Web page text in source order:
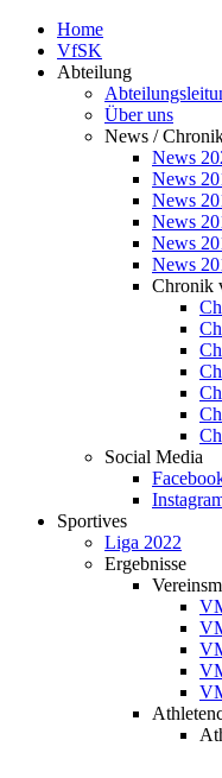
Home
VfSK
Abteilung
Über uns
News /
News
News
News
News
News
News
Chronik
Social Media
Sportives
Liga 2022
Ergebnisse